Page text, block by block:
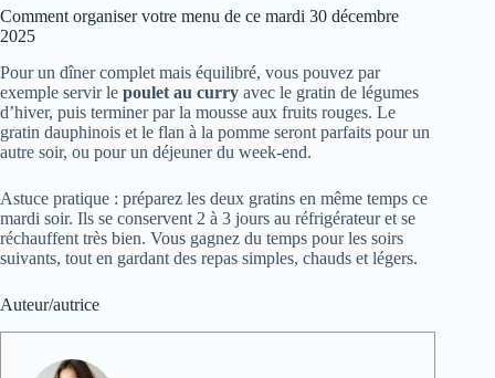
Comment organiser votre menu de ce mardi 30 décembre
2025
Pour un dîner complet mais équilibré, vous pouvez par
exemple servir le poulet au curry avec le gratin de légumes
d’hiver, puis terminer par la mousse aux fruits rouges. Le
gratin dauphinois et le flan à la pomme seront parfaits pour un
autre soir, ou pour un déjeuner du week-end.
Astuce pratique : préparez les deux gratins en même temps ce
mardi soir. Ils se conservent 2 à 3 jours au réfrigérateur et se
réchauffent très bien. Vous gagnez du temps pour les soirs
suivants, tout en gardant des repas simples, chauds et légers.
Auteur/autrice